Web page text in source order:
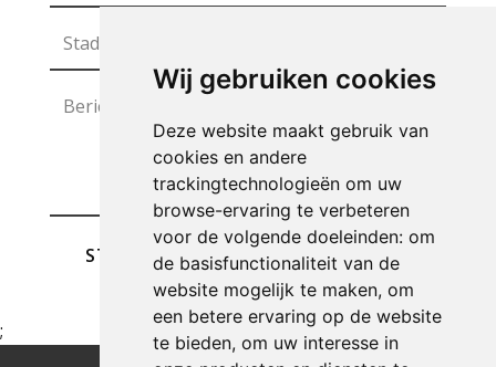
Wij gebruiken cookies
Deze website maakt gebruik van
cookies en andere
trackingtechnologieën om uw
browse-ervaring te verbeteren
voor de volgende doeleinden: om
de basisfunctionaliteit van de
website mogelijk te maken, om
een betere ervaring op de website
te bieden, om uw interesse in
STUREN
;